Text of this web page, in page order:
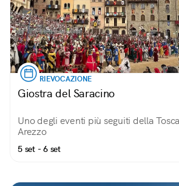
RIEVOCAZIONE
Giostra del Saracino
Uno degli eventi più seguiti della
Arezzo
5 set - 6 set